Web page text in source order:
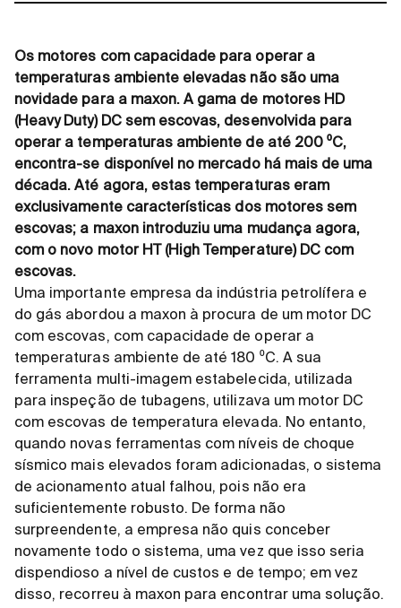
Os motores com capacidade para operar a
temperaturas ambiente elevadas não são uma
novidade para a maxon. A gama de motores HD
(Heavy Duty) DC sem escovas, desenvolvida para
operar a temperaturas ambiente de até 200 ⁰C,
encontra-se disponível no mercado há mais de uma
década. Até agora, estas temperaturas eram
exclusivamente características dos motores sem
escovas; a maxon introduziu uma mudança agora,
com o novo motor HT (High Temperature) DC com
escovas.
Uma importante empresa da indústria petrolífera e
do gás abordou a maxon à procura de um motor DC
com escovas, com capacidade de operar a
temperaturas ambiente de até 180 ⁰C. A sua
ferramenta multi-imagem estabelecida, utilizada
para inspeção de tubagens, utilizava um motor DC
com escovas de temperatura elevada. No entanto,
quando novas ferramentas com níveis de choque
sísmico mais elevados foram adicionadas, o sistema
de acionamento atual falhou, pois não era
suficientemente robusto. De forma não
surpreendente, a empresa não quis conceber
novamente todo o sistema, uma vez que isso seria
dispendioso a nível de custos e de tempo; em vez
disso, recorreu à maxon para encontrar uma solução.